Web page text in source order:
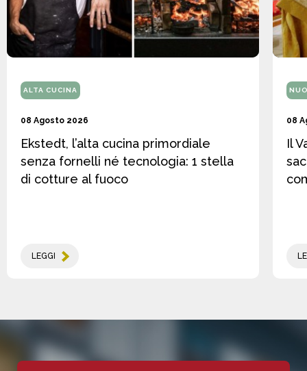
ALTA CUCINA
08 Agosto 2026
Ekstedt, l’alta cucina primordiale
senza fornelli né tecnologia: 1 stella
di cotture al fuoco
LEGGI
08
Il